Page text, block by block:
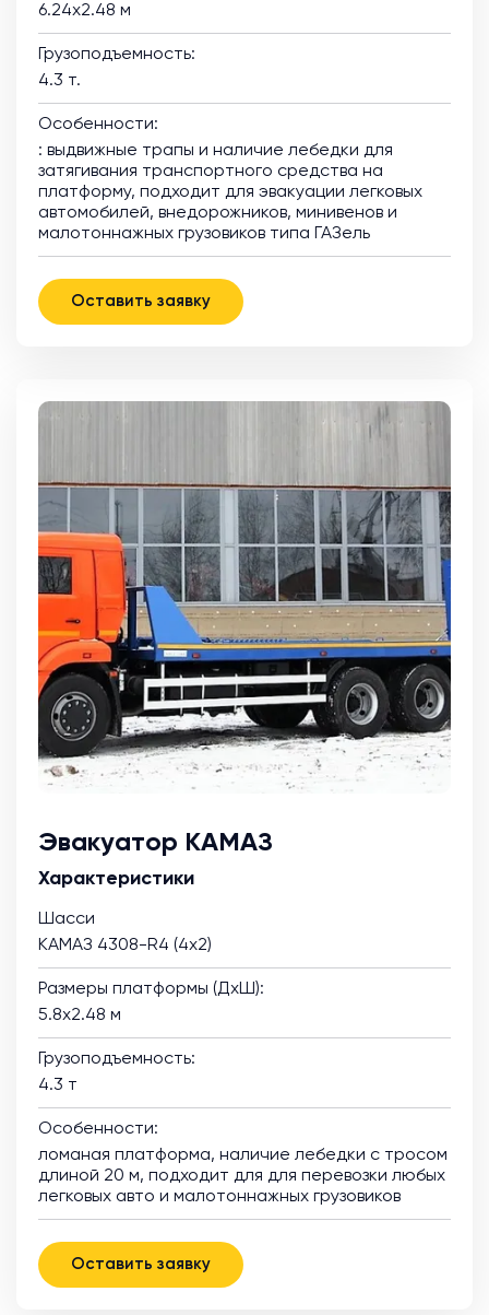
6.24х2.48 м
Грузоподъемность:
4.3 т.
Особенности:
: выдвижные трапы и наличие лебедки для
затягивания транспортного средства на
платформу, подходит для эвакуации легковых
автомобилей, внедорожников, минивенов и
малотоннажных грузовиков типа ГАЗель
Оставить заявку
Эвакуатор КАМАЗ
Характеристики
Шасси
КАМАЗ 4308-R4 (4х2)
Размеры платформы (ДхШ):
5.8х2.48 м
Грузоподъемность:
4.3 т
Особенности:
ломаная платформа, наличие лебедки с тросом
длиной 20 м, подходит для для перевозки любых
легковых авто и малотоннажных грузовиков
Оставить заявку